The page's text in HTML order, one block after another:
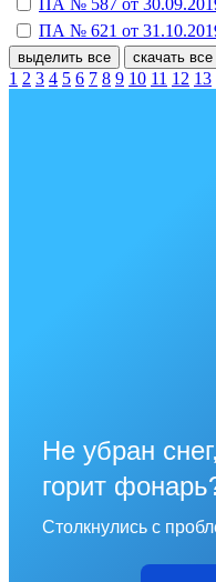
ПА № 621 от
выделить все скачать все
1 2 3 4 5 6 7 8 9 10 11 12 13
Не убран
горит
Столкнулись с